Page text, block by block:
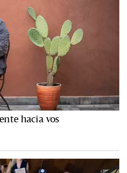
hacia vos